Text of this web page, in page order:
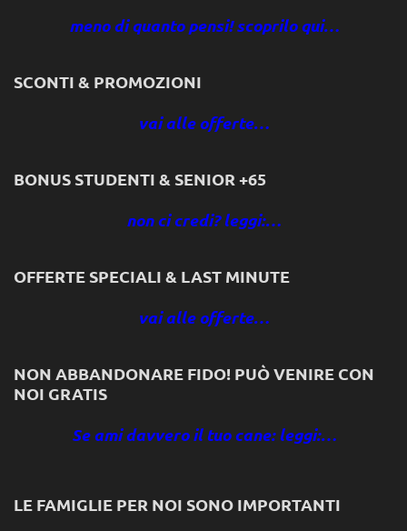
meno di quanto pensi! scoprilo qui…
SCONTI & PROMOZIONI
vai alle offerte…
BONUS STUDENTI & SENIOR +65
non ci credi? leggi:…
OFFERTE SPECIALI & LAST MINUTE
vai alle offerte…
NON ABBANDONARE FIDO! PUÒ VENIRE CON
NOI GRATIS
Se ami davvero il tuo cane: leggi:…
LE FAMIGLIE PER NOI SONO IMPORTANTI